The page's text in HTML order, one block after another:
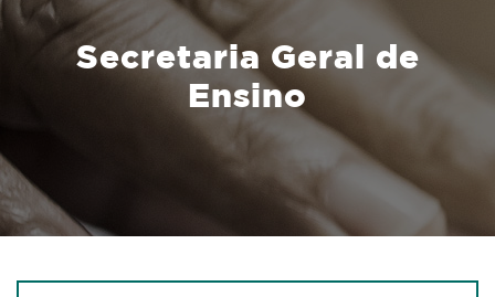
Secretaria Geral de
Ensino